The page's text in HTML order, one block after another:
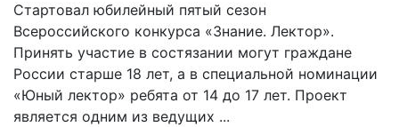
Стартовал юбилейный пятый сезон
Всероссийского конкурса «Знание. Лектор».
Принять участие в состязании могут граждане
России старше 18 лет, а в специальной номинации
«Юный лектор» ребята от 14 до 17 лет. Проект
является одним из ведущих ...